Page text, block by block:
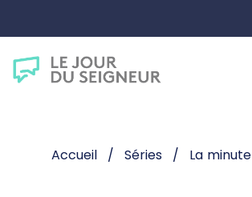
Accueil Séries La minute